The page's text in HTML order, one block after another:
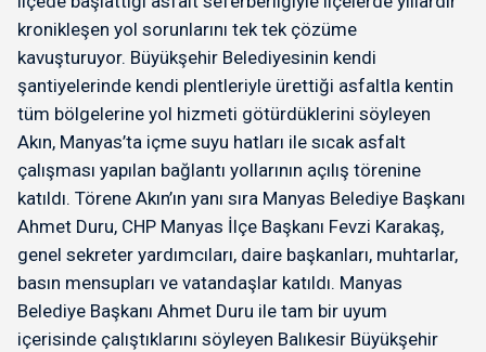
kronikleşen yol sorunlarını tek tek çözüme
kavuşturuyor. Büyükşehir Belediyesinin kendi
şantiyelerinde kendi plentleriyle ürettiği asfaltla kentin
tüm bölgelerine yol hizmeti götürdüklerini söyleyen
Akın, Manyas’ta içme suyu hatları ile sıcak asfalt
çalışması yapılan bağlantı yollarının açılış törenine
katıldı. Törene Akın’ın yanı sıra Manyas Belediye Başkanı
Ahmet Duru, CHP Manyas İlçe Başkanı Fevzi Karakaş,
genel sekreter yardımcıları, daire başkanları, muhtarlar,
basın mensupları ve vatandaşlar katıldı. Manyas
Belediye Başkanı Ahmet Duru ile tam bir uyum
içerisinde çalıştıklarını söyleyen Balıkesir Büyükşehir